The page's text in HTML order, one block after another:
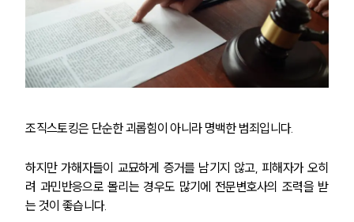
그룹소개
그룹소개
대륜의 강점
글로벌 파트너 로펌
고객의 소리
AI대륜
조직스토킹은 단순한 괴롭힘이 아니라 명백한 범죄입니다.
하지만 가해자들이 교묘하게 증거를 남기지 않고, 피해자가 오히
려 과민반응으로 몰리는 경우도 많기에 전문변호사의 조력을 받
는 것이 좋습니다.